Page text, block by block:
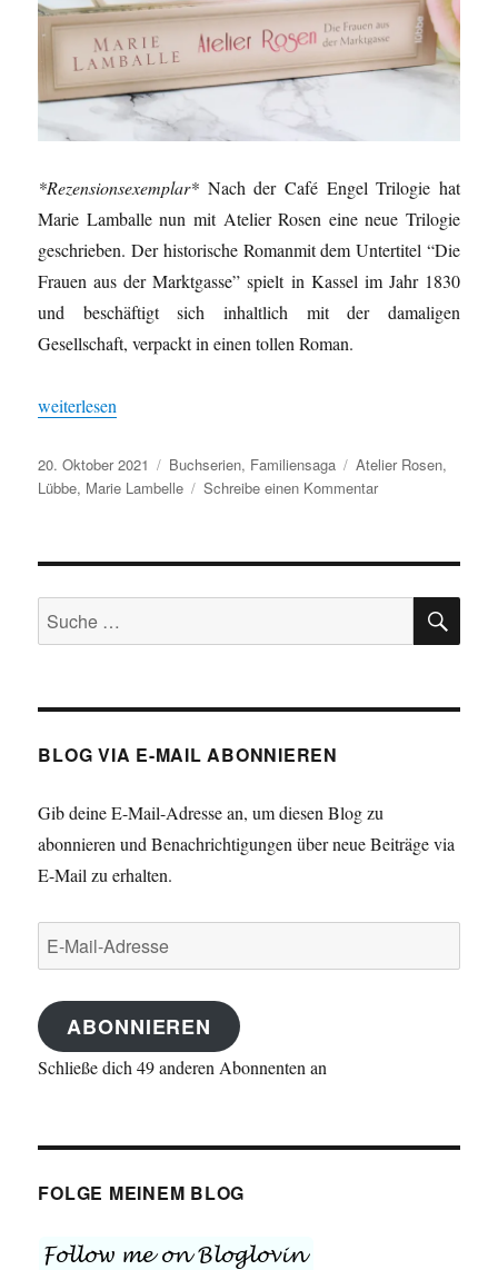
*Rezensionsexemplar* Nach der Café Engel Trilogie hat
Marie Lamballe nun mit Atelier Rosen eine neue Trilogie
geschrieben. Der historische Romanmit dem Untertitel “Die
Frauen aus der Marktgasse” spielt in Kassel im Jahr 1830
und beschäftigt sich inhaltlich mit der damaligen
Gesellschaft, verpackt in einen tollen Roman.
„Atelier Rosen – Die Frauen aus der Marktgasse von Marie
weiterlesen
Veröffentlicht
am
20. Oktober 2021 Kategorien
Buchserien, Familiensaga Schlagwörter
Atelier Rosen,
Lübbe, Marie Lambelle Schreibe einen Kommentarzu
–
Frauen
der
Suche
nach:
BLOG VIA E-MAIL ABONNIEREN
Gib deine E-Mail-Adresse an, um diesen Blog zu
abonnieren und Benachrichtigungen über neue Beiträge via
E-Mail zu erhalten.
E-
Mail-
Adresse
ABONNIEREN
Schließe dich 49 anderen Abonnenten an
FOLGE MEINEM BLOG